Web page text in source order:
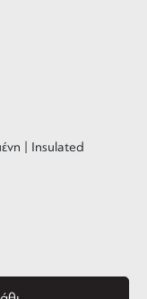
| Insulated